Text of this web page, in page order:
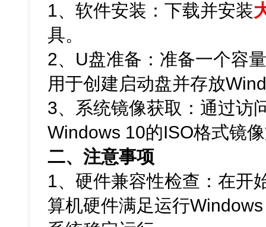
1、软件安装：下载并安装
具。
2、U盘准备：准备一个容
用于创建启动盘并存放
3、系统镜像获取：通过访
Windows 10的ISO格式镜
二、注意事项
1、硬件兼容性检查：在开
算机硬件满足运行